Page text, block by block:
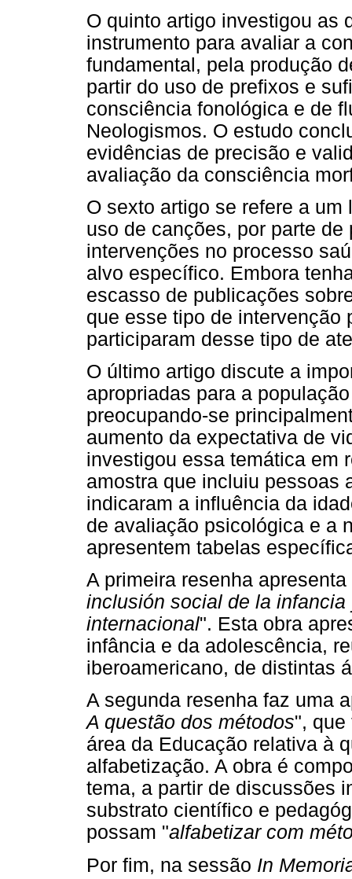
O quinto artigo investigou as
instrumento para avaliar a
fundamental, pela produção
partir do uso de prefixos e
consciência fonológica e de
Neologismos. O estudo
evidências de precisão e
avaliação da consciência
O sexto artigo se refere a
uso de canções, por parte
intervenções no processo
alvo específico. Embora
escasso de publicações
que esse tipo de intervenção
participaram desse tipo de
O último artigo discute a
apropriadas para a
preocupando-se
aumento da expectativa de
investigou essa temática em
amostra que incluiu pessoas
indicaram a influência da
de avaliação psicológica e a
apresentem tabelas
A primeira resenha
inclusión social de la
internacional". Esta obra
infância e da adolescência,
iberoamericano, de distintas
A segunda resenha faz uma
A questão dos métodos", que
área da Educação relativa à
alfabetização. A obra é
tema, a partir de discussões
substrato científico e
possam "alfabetizar com
Por fim, na sessão In